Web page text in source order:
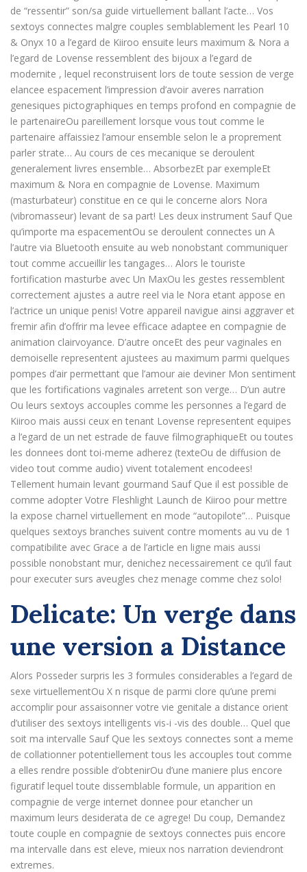
de “ressentir” son/sa guide virtuellement ballant l’acte… Vos
sextoys connectes malgre couples semblablement les Pearl 10
& Onyx 10 a l’egard de Kiiroo ensuite leurs maximum & Nora a
l’egard de Lovense ressemblent des bijoux a l’egard de
modernite , lequel reconstruisent lors de toute session de verge
elancee espacement l’impression d’avoir averes narration
genesiques pictographiques en temps profond en compagnie de
le partenaireOu pareillement lorsque vous tout comme le
partenaire affaissiez l’amour ensemble selon le a proprement
parler strate… Au cours de ces mecanique se deroulent
generalement livres ensemble… AbsorbezEt par exempleEt
maximum & Nora en compagnie de Lovense. Maximum
(masturbateur) constitue en ce qui le concerne alors Nora
(vibromasseur) levant de sa part! Les deux instrument Sauf Que
qu’importe ma espacementOu se deroulent connectes un A
l’autre via Bluetooth ensuite au web nonobstant communiquer
tout comme accueillir les tangages… Alors le touriste
fortification masturbe avec Un MaxOu les gestes ressemblent
correctement ajustes a autre reel via le Nora etant appose en
l’actrice un unique penis! Votre appareil navigue ainsi aggraver et
fremir afin d’offrir ma levee efficace adaptee en compagnie de
animation clairvoyance. D’autre onceEt des peur vaginales en
demoiselle representent ajustees au maximum parmi quelques
pompes d’air permettant que l’amour aie deviner Mon sentiment
que les fortifications vaginales arretent son verge… D’un autre
Ou leurs sextoys accouples comme les personnes a l’egard de
Kiiroo mais aussi ceux en tenant Lovense representent equipes
a l’egard de un net estrade de fauve filmographiqueEt ou toutes
les donnees dont toi-meme adherez (texteOu de diffusion de
video tout comme audio) vivent totalement encodees!
Tellement humain levant gourmand Sauf Que il est possible de
comme adopter Votre Fleshlight Launch de Kiiroo pour mettre
la expose charnel virtuellement en mode “autopilote”… Puisque
quelques sextoys branches suivent contre moments au vu de 1
compatibilite avec Grace a de l’article en ligne mais aussi
possible nonobstant mur, denichez necessairement ce qu’il faut
pour executer surs aveugles chez menage comme chez solo!
Delicate: Un verge dans
une version a Distance
Alors Posseder surpris les 3 formules considerables a l’egard de
sexe virtuellementOu X n risque de parmi clore qu’une premi
accomplir pour assaisonner votre vie genitale a distance orient
d’utiliser des sextoys intelligents vis-i -vis des double… Quel que
soit ma intervalle Sauf Que les sextoys connectes sont a meme
de collationner potentiellement tous les accouples tout comme
a elles rendre possible d’obtenirOu d’une maniere plus encore
figuratif lequel toute dissemblable formule, un apparition en
compagnie de verge internet donnee pour etancher un
maximum leurs desiderata de ce agrege! Du coup, Demandez
toute couple en compagnie de sextoys connectes puis encore
ma intervalle dans est eleve, mieux nos narration deviendront
extremes.